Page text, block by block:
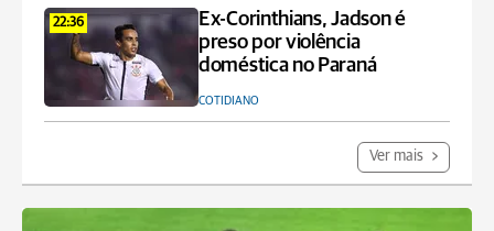
22:36
Ex-Corinthians, Jadson é
preso por violência
doméstica no Paraná
COTIDIANO
Ver mais